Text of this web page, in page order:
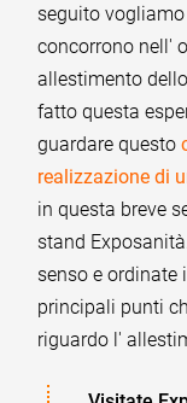
seguito
concorrono nell'
allestimento
fatto questa
guardare questo
realizzazione di
in questa breve
stand
senso e ordinate
principali punti
riguardo l'